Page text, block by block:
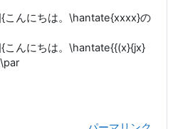
んにちは。\hantate{xxxx}の
んにちは。\hantate{{(x}{jx}